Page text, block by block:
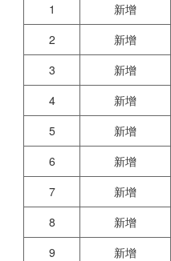
1
新增
2
新增
3
新增
4
新增
5
新增
6
新增
7
新增
8
新增
9
新增